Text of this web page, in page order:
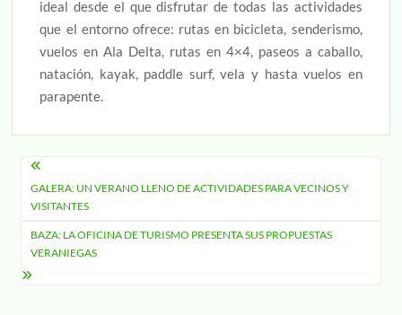
ideal desde el que disfrutar de todas las actividades
que el entorno ofrece: rutas en bicicleta, senderismo,
vuelos en Ala Delta, rutas en 4×4, paseos a caballo,
natación, kayak, paddle surf, vela y hasta vuelos en
parapente.
Navegación
de
entradas
GALERA: UN VERANO LLENO DE ACTIVIDADES PARA VECINOS Y
VISITANTES
BAZA: LA OFICINA DE TURISMO PRESENTA SUS PROPUESTAS
VERANIEGAS